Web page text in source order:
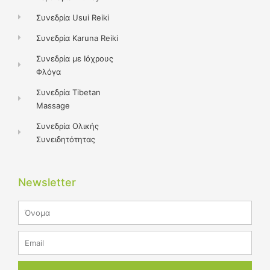
Συνεδρία Usui Reiki
Συνεδρία Karuna Reiki
Συνεδρία με Ιόχρους
Φλόγα
Συνεδρία Tibetan
Massage
Συνεδρία Ολικής
Συνειδητότητας
Newsletter